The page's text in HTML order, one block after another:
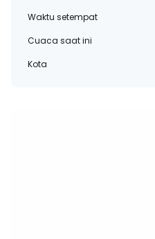
Waktu setempat
Cuaca saat ini
Kota